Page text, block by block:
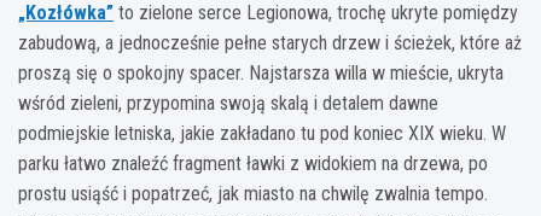
„Kozłówka” to zielone serce Legionowa, trochę ukryte pomiędzy
zabudową, a jednocześnie pełne starych drzew i ścieżek, które aż
proszą się o spokojny spacer. Najstarsza willa w mieście, ukryta
wśród zieleni, przypomina swoją skalą i detalem dawne
podmiejskie letniska, jakie zakładano tu pod koniec XIX wieku. W
parku łatwo znaleźć fragment ławki z widokiem na drzewa, po
prostu usiąść i popatrzeć, jak miasto na chwilę zwalnia tempo.